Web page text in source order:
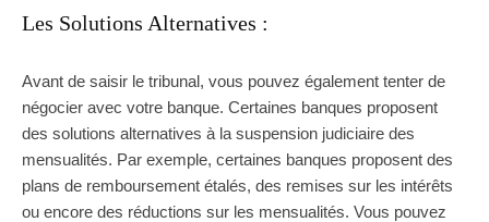
Les Solutions Alternatives :
Avant de saisir le tribunal, vous pouvez également tenter de
négocier avec votre banque. Certaines banques proposent
des solutions alternatives à la suspension judiciaire des
mensualités. Par exemple, certaines banques proposent des
plans de remboursement étalés, des remises sur les intérêts
ou encore des réductions sur les mensualités. Vous pouvez